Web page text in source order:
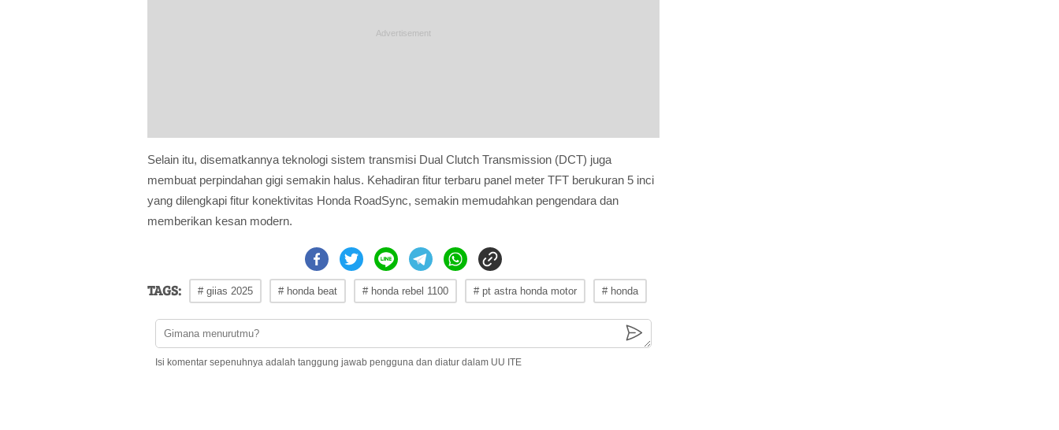
Selain itu, disematkannya teknologi sistem transmisi Dual Clutch Transmission (DCT) juga
membuat perpindahan gigi semakin halus. Kehadiran fitur terbaru panel meter TFT berukuran 5 inci
yang dilengkapi fitur konektivitas Honda RoadSync, semakin memudahkan pengendara dan
memberikan kesan modern.
TAGS: # giias 2025 # honda beat # honda rebel 1100 # pt astra honda motor # honda
Isi komentar sepenuhnya adalah tanggung jawab pengguna dan diatur dalam UU ITE